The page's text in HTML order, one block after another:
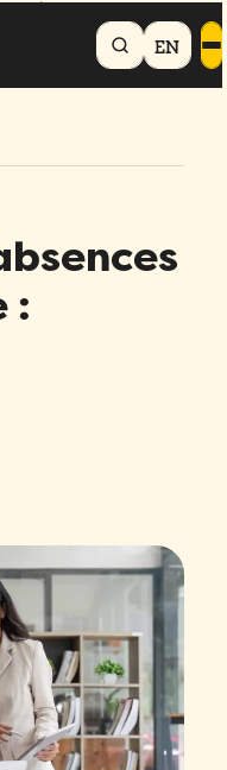
EN
: comment s’y
: